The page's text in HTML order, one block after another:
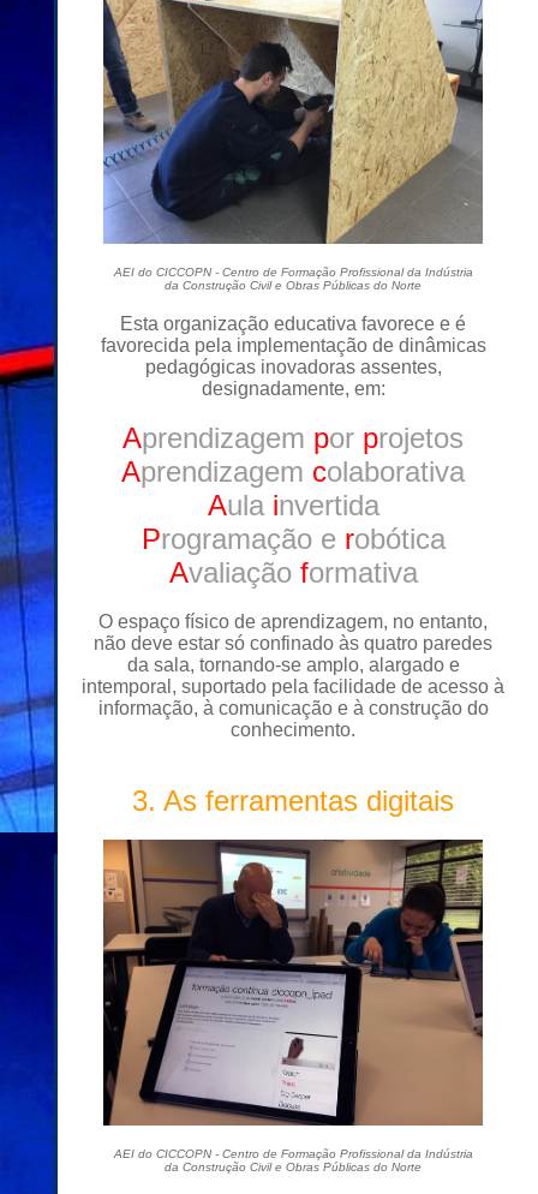
AEI do CICCOPN - Centro de Formação Profissional da Indústria
da Construção Civil e Obras Públicas do Norte
Esta organização educativa favorece e é
favorecida pela implementação de dinâmicas
pedagógicas inovadoras assentes,
designadamente, em:
Aprendizagem por projetos
Aprendizagem colaborativa
Aula invertida
Programação e robótica
Avaliação formativa
O espaço físico de aprendizagem, no entanto,
não deve estar só confinado às quatro paredes
da sala, tornando-se amplo, alargado e
intemporal, suportado pela facilidade de acesso à
informação, à comunicação e à construção do
conhecimento.
3. As ferramentas digitais
AEI do CICCOPN - Centro de Formação Profissional da Indústria
da Construção Civil e Obras Públicas do Norte